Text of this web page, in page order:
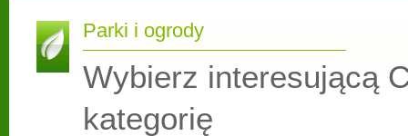
Parki i ogrody
Wybierz interesującą
kategorię